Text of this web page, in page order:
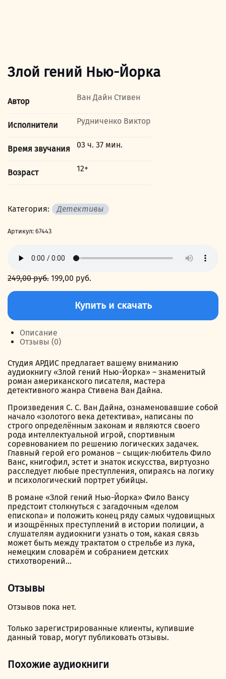
Злой гений Нью-Йорка
Автор Ван Дайн Стивен
Исполнители Рудниченко Виктор
Время звучания 03 ч. 37 мин.
Возраст 12+
Категория: Детективы
Артикул: 67443
249,00руб. Первоначальная
249,00 руб..
199,00 руб.
Количество
Злой
гений
Нью-
Йорка
Купить и скачать
Описание
Отзывы (0)
Студия АРДИС предлагает вашему вниманию
аудиокнигу «Злой гений Нью-Йорка» – знаменитый
роман американского писателя, мастера
детективного жанра Стивена Ван Дайна.
Произведения С. С. Ван Дайна, ознаменовавшие собой
начало «золотого века детектива», написаны по
строго определённым законам и являются своего
рода интеллектуальной игрой, спортивным
соревнованием по решению логических задачек.
Главный герой его романов – сыщик-любитель Фило
Ванс, книгофил, эстет и знаток искусства, виртуозно
расследует любые преступления, опираясь на логику
и психологический портрет убийцы.
В романе «Злой гений Нью-Йорка» Фило Вансу
предстоит столкнуться с загадочным «делом
епископа» и положить конец ряду самых чудовищных
и изощрённых преступлений в истории полиции, а
слушателям аудиокниги узнать о том, какая связь
может быть между трактатом о стрельбе из лука,
немецким словарём и собранием детских
стихотворений…
Отзывы
Отзывов пока нет.
Только зарегистрированные клиенты, купившие
данный товар, могут публиковать отзывы.
Похожие аудиокниги